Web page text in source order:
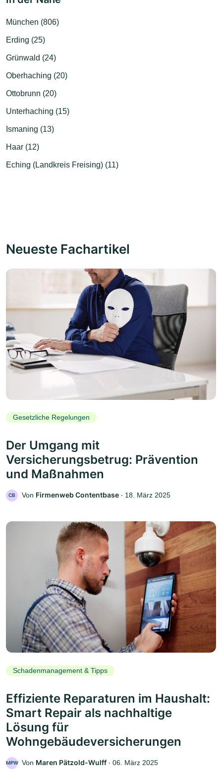
München (806)
Erding (25)
Grünwald (24)
Oberhaching (20)
Ottobrunn (20)
Unterhaching (15)
Ismaning (13)
Haar (12)
Eching (Landkreis Freising) (11)
Neueste Fachartikel
Gesetzliche Regelungen
Der Umgang mit
Versicherungsbetrug: Prävention
und Maßnahmen
CB Von Firmenweb Contentbase ‧ 18. März 2025
Schadenmanagement & Tipps
Effiziente Reparaturen im Haushalt:
Smart Repair als nachhaltige
Lösung für
Wohngebäudeversicherungen
MPW Von Maren Pätzold-Wulff ‧ 06. März 2025